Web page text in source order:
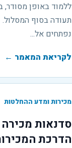
ללמוד באופן
תעודה בסוף
נפתחים אל...
לקריאת המאמר ←
מכירות ומדע ההחלטות
סדנאות
הדרכת